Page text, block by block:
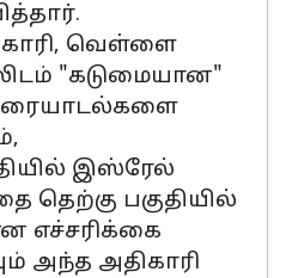
வெள்ளை
"கடுமையான"
உரையாடல்களை
இஸ்ரேல்
தெற்கு பகுதியில்
எச்சரிக்கை
அந்த அதிகாரி